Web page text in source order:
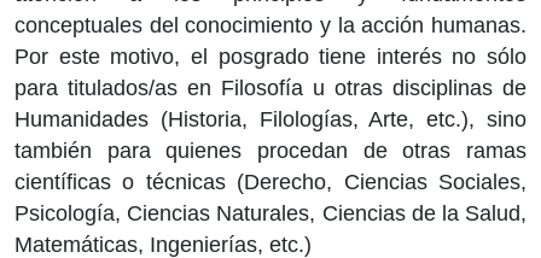
conceptuales del conocimiento y la acción humanas.
Por este motivo, el posgrado tiene interés no sólo
para titulados/as en Filosofía u otras disciplinas de
Humanidades (Historia, Filologías, Arte, etc.), sino
también para quienes procedan de otras ramas
científicas o técnicas (Derecho, Ciencias Sociales,
Psicología, Ciencias Naturales, Ciencias de la Salud,
Matemáticas, Ingenierías, etc.)